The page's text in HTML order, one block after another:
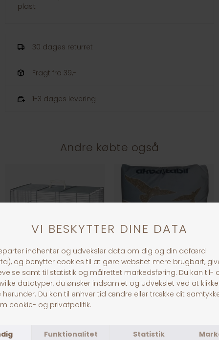
plast
30 dages returret
Fragt fra 39,-
1-3 dages levering
Andre købte også
Primo 40 Fuglebur